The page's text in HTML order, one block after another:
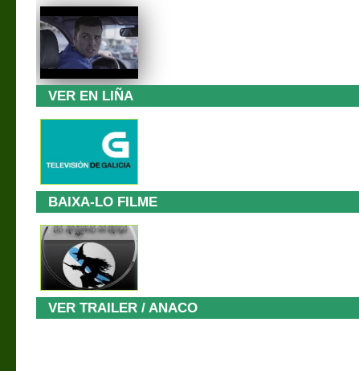
VER EN LIÑA
BAIXA-LO FILME
VER TRAILER / ANACO